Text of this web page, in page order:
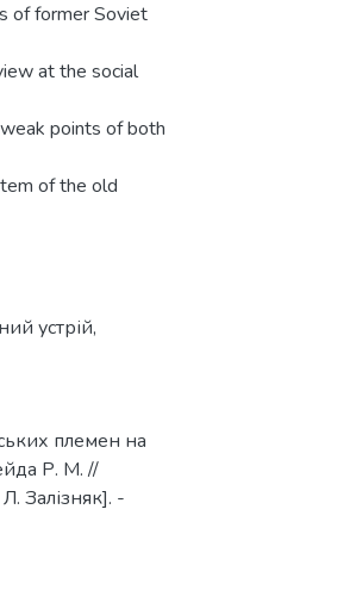
of former Soviet
at the social
points of both
of the old
устрій,
племен на
Р. М. //
Залізняк]. -